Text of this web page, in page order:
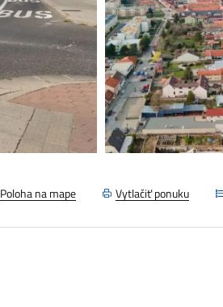
Poloha na mape Vytlačiť ponuku